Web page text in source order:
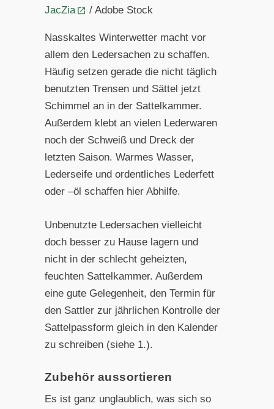
JacZia
/ Adobe Stock
Nasskaltes Winterwetter macht vor
allem den Ledersachen zu schaffen.
Häufig setzen gerade die nicht täglich
benutzten Trensen und Sättel jetzt
Schimmel an in der Sattelkammer.
Außerdem klebt an vielen Lederwaren
noch der Schweiß und Dreck der
letzten Saison. Warmes Wasser,
Lederseife und ordentliches Lederfett
oder –öl schaffen hier Abhilfe.
Unbenutzte Ledersachen vielleicht
doch besser zu Hause lagern und
nicht in der schlecht geheizten,
feuchten Sattelkammer. Außerdem
eine gute Gelegenheit, den Termin für
den Sattler zur jährlichen Kontrolle der
Sattelpassform gleich in den Kalender
zu schreiben (siehe 1.).
Zubehör aussortieren
Es ist ganz unglaublich, was sich so